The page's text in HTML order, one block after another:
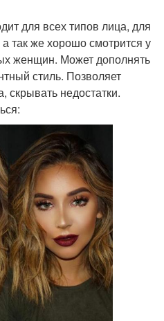
для всех типов лица, для
так же хорошо смотрится у
женщин. Может дополнять
стиль. Позволяет
скрывать недостатки.